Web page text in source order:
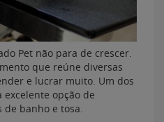
Pet não para de crescer.
que reúne diversas
e lucrar muito. Um dos
opção de
de banho e tosa.